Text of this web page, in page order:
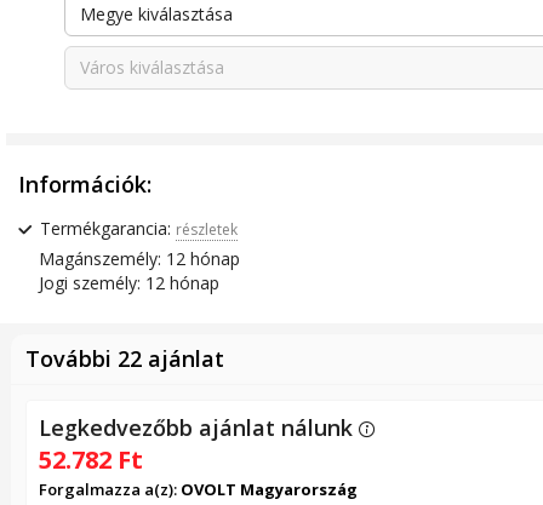
Megye kiválasztása
Város kiválasztása
Információk:
Termékgarancia: részletek
Magánszemély: 12 hónap
Jogi személy: 12 hónap
További 22 ajánlat
Legkedvezőbb ajánlat nálunk
52.782 Ft
Forgalmazza a(z): OVOLT Magyarország